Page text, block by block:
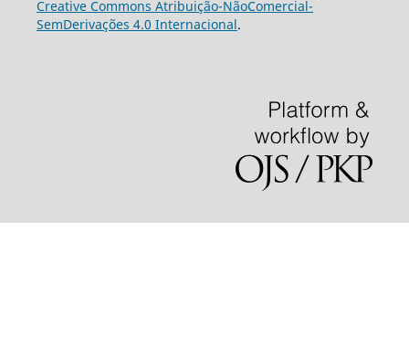
Creative Commons Atribuição-NãoComercial-
SemDerivações 4.0 Internacional.